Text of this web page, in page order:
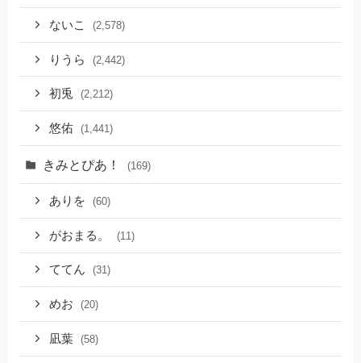
ないこ (2,578)
りうら (2,442)
初兎 (2,212)
悠佑 (1,441)
きみとぴあ！ (169)
ありを (60)
がおまる。 (11)
ててん (31)
めお (20)
凪葉 (58)